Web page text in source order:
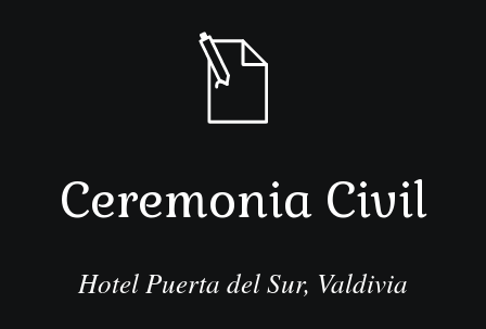
Ceremonia Civil
Hotel Puerta del Sur, Valdivia